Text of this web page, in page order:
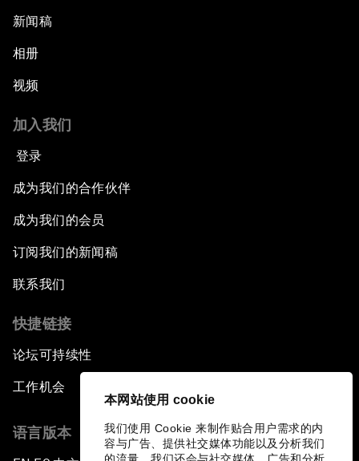
本网站使用 cookie
我们使用 Cookie 来制作贴合用户需求的内
容与广告、提供社交媒体功能以及分析我们
新闻稿
相册
视频
加入我们
登录
成为我们的合作伙伴
成为我们的会员
订阅我们的新闻稿
联系我们
快捷链接
论坛可持续性
工作机会
语言版本